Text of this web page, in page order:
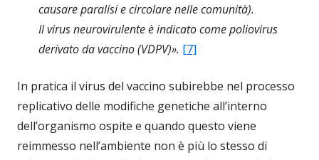
causare paralisi e circolare nelle comunità).
Il virus neurovirulente è indicato come poliovirus
derivato da vaccino (VDPV)». [7]
In pratica il virus del vaccino subirebbe nel processo
replicativo delle modifiche genetiche all’interno
dell’organismo ospite e quando questo viene
reimmesso nell’ambiente non è più lo stesso di